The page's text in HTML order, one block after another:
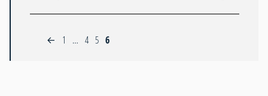
← 1 … 4 5 6